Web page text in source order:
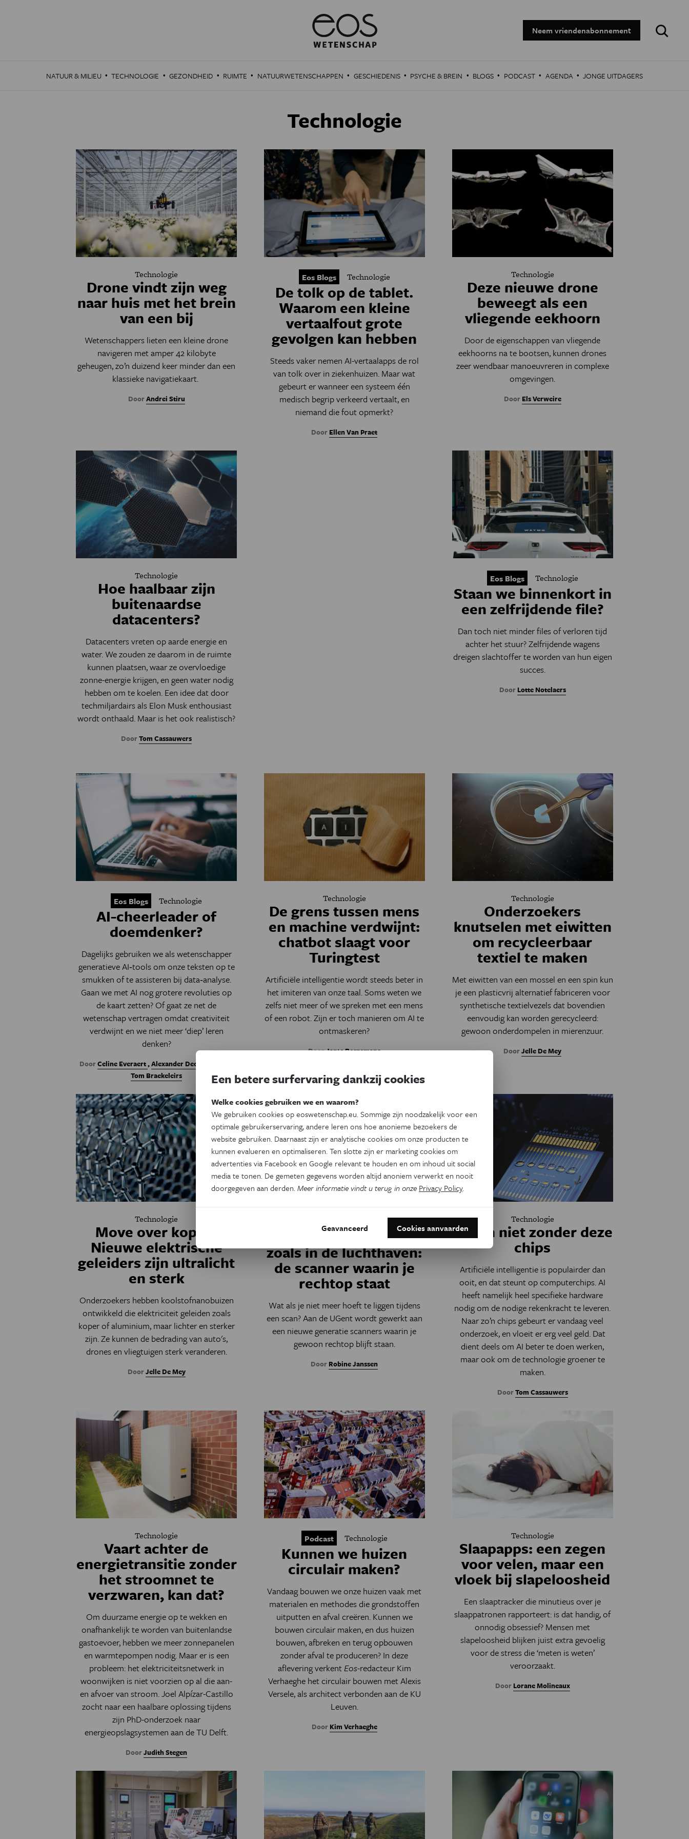
Neem vriendenabonnement
Zoeken:
NATUUR & MILIEU · TECHNOLOGIE · GEZONDHEID · RUIMTE · NATUURWETENSCHAPPEN · GESCHIEDENIS · PSYCHE & BREIN · BLOGS · PODCAST · AGENDA · JONGE UITDAGERS
Technologie
Technologie
Drone vindt zijn weg
naar huis met het brein
van een bij
Wetenschappers lieten een kleine drone
navigeren met amper 42 kilobyte
geheugen, zo’n duizend keer minder dan een
klassieke navigatiekaart.
DoorAndrei Stiru
Eos Blogs Technologie
De tolk op de tablet.
Waarom een kleine
vertaalfout grote
gevolgen kan hebben
Steeds vaker nemen AI-vertaalapps de rol
van tolk over in ziekenhuizen. Maar wat
gebeurt er wanneer een systeem één
medisch begrip verkeerd vertaalt, en
niemand die fout opmerkt?
Door Ellen Van Praet
Technologie
Deze nieuwe drone
beweegt als een
vliegende eekhoorn
Door de eigenschappen van vliegende
eekhoorns na te bootsen, kunnen drones
zeer wendbaar manoeuvreren in complexe
omgevingen.
Door Els Verweire
Technologie
Hoe haalbaar zijn
buitenaardse
datacenters?
Datacenters vreten op aarde energie en
water. We zouden ze daarom in de ruimte
kunnen plaatsen, waar ze overvloedige
zonne-energie krijgen, en geen water nodig
hebben om te koelen. Een idee dat door
techmiljardairs als Elon Musk enthousiast
wordt onthaald. Maar is het ook realistisch?
DoorTom Cassauwers
Eos Blogs Technologie
Staan we binnenkort in
een zelfrijdende file?
Dan toch niet minder files of verloren tijd
achter het stuur? Zelfrijdende wagens
dreigen slachtoffer te worden van hun eigen
succes.
Door Lotte Notelaers
Eos Blogs Technologie
AI-cheerleader of
doemdenker?
Dagelijks gebruiken we als wetenschapper
generatieve AI‑tools om onze teksten op te
smukken of te assisteren bij data‑analyse.
Gaan we met AI nog grotere revoluties op
de kaart zetten? Of gaat ze net de
wetenschap vertragen omdat creativiteit
verdwijnt en we niet meer ‘diep’ leren
denken?
DoorCeline Everaert,Alexander Decruyenaere
Tom Braekeleirs
Technologie
De grens tussen mens
en machine verdwijnt:
chatbot slaagt voor
Turingtest
Artificiële intelligentie wordt steeds beter in
het imiteren van onze taal. Soms weten we
zelfs niet meer of we spreken met een mens
of een robot. Zijn er toch manieren om AI te
ontmaskeren?
DoorJante Borremans
Technologie
Onderzoekers
knutselen met eiwitten
om recycleerbaar
textiel te maken
Met eiwitten van een mossel en een spin kun
je een plasticvrij alternatief fabriceren voor
synthetische textielvezels dat bovendien
eenvoudig kan worden gerecycleerd:
gewoon onderdompelen in mierenzuur.
DoorJelle De Mey
Technologie
Move over koper?
Nieuwe elektrische
geleiders zijn ultralicht
en sterk
Onderzoekers hebben koolstofnanobuizen
ontwikkeld die elektriciteit geleiden zoals
koper of aluminium, maar lichter en sterker
zijn. Ze kunnen de bedrading van auto's,
drones en vliegtuigen sterk veranderen.
DoorJelle De Mey
Technologie
In het ziekenhuis net
zoals in de luchthaven:
de scanner waarin je
rechtop staat
Wat als je niet meer hoeft te liggen tijdens
een scan? Aan de UGent wordt gewerkt aan
een nieuwe generatie scanners waarin je
gewoon rechtop blijft staan.
Door Robine Janssen
Technologie
AI kan niet zonder deze
chips
Artificiële intelligentie is populairder dan
ooit, en dat steunt op computerchips. AI
heeft namelijk heel specifieke hardware
nodig om de nodige rekenkracht te leveren.
Naar zo’n chips gebeurt er vandaag veel
onderzoek, en vloeit er erg veel geld. Dat
dient deels om AI beter te doen werken,
maar ook om de technologie groener te
maken.
DoorTom Cassauwers
Technologie
Vaart achter de
energietransitie zonder
het stroomnet te
verzwaren, kan dat?
Om duurzame energie op te wekken en
onafhankelijk te worden van buitenlandse
gastoevoer, hebben we meer zonnepanelen
en warmtepompen nodig. Maar er is een
probleem: het elektriciteitsnetwerk in
woonwijken is niet voorzien op al die aan-
en afvoer van stroom. Joel Alpízar-Castillo
zocht naar een haalbare oplossing tijdens
zijn PhD-onderzoek naar
energieopslagsystemen aan de TU Delft.
DoorJudith Stegen
Podcast Technologie
Kunnen we huizen
circulair maken?
Vandaag bouwen we onze huizen vaak met
materialen en methodes die grondstoffen
uitputten en afval creëren. Kunnen we
bouwen circulair maken, en dus huizen
bouwen, afbreken en terug opbouwen
zonder afval te produceren? In deze
aflevering verkentEos-redacteur Kim
Verhaeghe het circulair bouwen met Alexis
Versele, als architect verbonden aan de KU
Leuven.
Door Kim Verhaeghe
Technologie
Slaapapps: een zegen
voor velen, maar een
vloek bij slapeloosheid
Een slaaptracker die minutieus over je
slaappatronen rapporteert: is dat handig, of
onnodig obsessief? Mensen met
slapeloosheid blijken juist extra gevoelig
voor de stress die ‘meten is weten’
veroorzaakt.
Door Lorane Molineaux
Een betere surfervaring dankzij cookies
Welke cookies gebruiken we en waarom?
We gebruiken cookies op eoswetenschap.eu. Sommige zijn noodzakelijk voor een
optimale gebruikerservaring, andere leren ons hoe anonieme bezoekers de
website gebruiken. Daarnaast zijn er analytische cookies om onze producten te
kunnen evalueren en optimaliseren. Ten slotte zijn er marketing cookies om
advertenties via Facebook en Google relevant te houden en om inhoud uit social
media te tonen. De gemeten gegevens worden altijd anoniem verwerkt en nooit
doorgegeven aan derden.Meer informatie vindt u terug in onze Privacy Policy.
Geavanceerd Cookies aanvaarden